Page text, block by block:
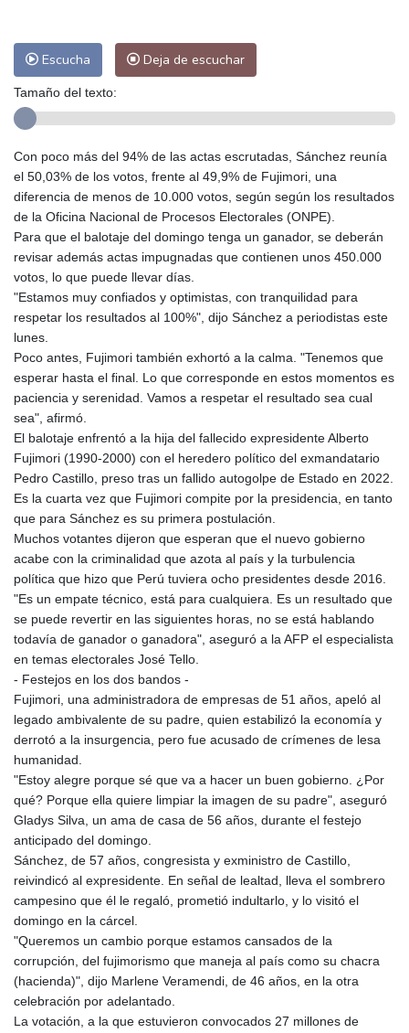
Caracas
24 °C Managua
San José
39 °C Asunción
Escucha Deja de escuchar
Tamaño del texto:
Con poco más del 94% de las actas escrutadas, Sánchez reunía
el 50,03% de los votos, frente al 49,9% de Fujimori, una
diferencia de menos de 10.000 votos, según según los resultados
de la Oficina Nacional de Procesos Electorales (ONPE).
Para que el balotaje del domingo tenga un ganador, se deberán
revisar además actas impugnadas que contienen unos 450.000
votos, lo que puede llevar días.
"Estamos muy confiados y optimistas, con tranquilidad para
respetar los resultados al 100%", dijo Sánchez a periodistas este
lunes.
Poco antes, Fujimori también exhortó a la calma. "Tenemos que
esperar hasta el final. Lo que corresponde en estos momentos es
paciencia y serenidad. Vamos a respetar el resultado sea cual
sea", afirmó.
El balotaje enfrentó a la hija del fallecido expresidente Alberto
Fujimori (1990-2000) con el heredero político del exmandatario
Pedro Castillo, preso tras un fallido autogolpe de Estado en 2022.
Es la cuarta vez que Fujimori compite por la presidencia, en tanto
que para Sánchez es su primera postulación.
Muchos votantes dijeron que esperan que el nuevo gobierno
acabe con la criminalidad que azota al país y la turbulencia
política que hizo que Perú tuviera ocho presidentes desde 2016.
"Es un empate técnico, está para cualquiera. Es un resultado que
se puede revertir en las siguientes horas, no se está hablando
todavía de ganador o ganadora", aseguró a la AFP el especialista
en temas electorales José Tello.
- Festejos en los dos bandos -
Fujimori, una administradora de empresas de 51 años, apeló al
legado ambivalente de su padre, quien estabilizó la economía y
derrotó a la insurgencia, pero fue acusado de crímenes de lesa
humanidad.
"Estoy alegre porque sé que va a hacer un buen gobierno. ¿Por
qué? Porque ella quiere limpiar la imagen de su padre", aseguró
Gladys Silva, un ama de casa de 56 años, durante el festejo
anticipado del domingo.
Sánchez, de 57 años, congresista y exministro de Castillo,
reivindicó al expresidente. En señal de lealtad, lleva el sombrero
campesino que él le regaló, prometió indultarlo, y lo visitó el
domingo en la cárcel.
"Queremos un cambio porque estamos cansados de la
corrupción, del fujimorismo que maneja al país como su chacra
(hacienda)", dijo Marlene Veramendi, de 46 años, en la otra
celebración por adelantado.
La votación, a la que estuvieron convocados 27 millones de